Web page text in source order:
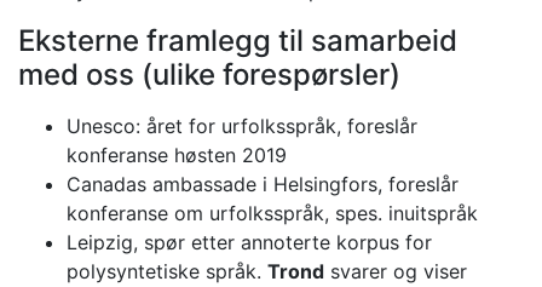
Eksterne framlegg til samarbeid
med oss (ulike forespørsler)
Unesco: året for urfolksspråk, foreslår
konferanse høsten 2019
Canadas ambassade i Helsingfors, foreslår
konferanse om urfolksspråk, spes. inuitspråk
Leipzig, spør etter annoterte korpus for
polysyntetiske språk. Trond svarer og viser